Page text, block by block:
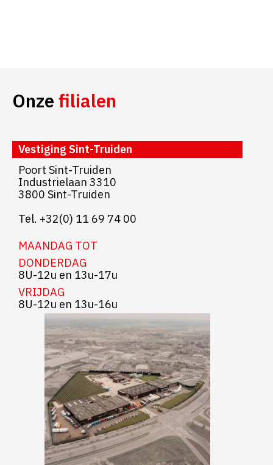
Onze filialen
Vestiging Sint-Truiden
Poort Sint-Truiden
Industrielaan 3310
3800 Sint-Truiden
Tel. +32(0) 11 69 74 00
MAANDAG TOT
DONDERDAG
8U-12u en 13u-17u
VRIJDAG
8U-12u en 13u-16u